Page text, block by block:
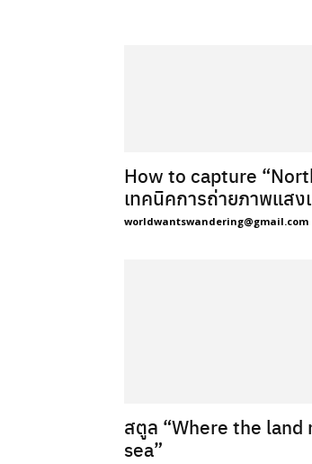
How to capture
เทคนิคการถ่ายภาพแสง
worldwantswandering@gmail.com
สตูล “Where the land
sea”